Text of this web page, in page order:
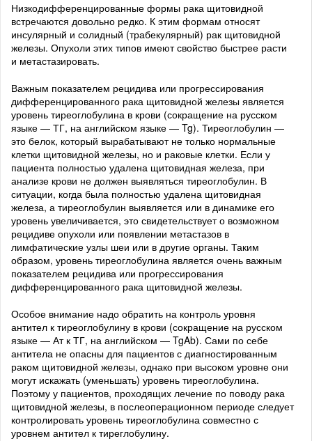
Низкодифференцированные формы рака щитовидной
встречаются довольно редко. К этим формам относят
инсулярный и солидный (трабекулярный) рак щитовидной
железы. Опухоли этих типов имеют свойство быстрее расти
и метастазировать.
Важным показателем рецидива или прогрессирования
дифференцированного рака щитовидной железы является
уровень тиреоглобулина в крови (сокращение на русском
языке — ТГ, на английском языке — Tg). Тиреоглобулин —
это белок, который вырабатывают не только нормальные
клетки щитовидной железы, но и раковые клетки. Если у
пациента полностью удалена щитовидная железа, при
анализе крови не должен выявляться тиреоглобулин. В
ситуации, когда была полностью удалена щитовидная
железа, а тиреоглобулин выявляется или в динамике его
уровень увеличивается, это свидетельствует о возможном
рецидиве опухоли или появлении метастазов в
лимфатические узлы шеи или в другие органы. Таким
образом, уровень тиреоглобулина является очень важным
показателем рецидива или прогрессирования
дифференцированного рака щитовидной железы.
Особое внимание надо обратить на контроль уровня
антител к тиреоглобулину в крови (сокращение на русском
языке — Ат к ТГ, на английском — TgAb). Сами по себе
антитела не опасны для пациентов с диагностированным
раком щитовидной железы, однако при высоком уровне они
могут искажать (уменьшать) уровень тиреоглобулина.
Поэтому у пациентов, проходящих лечение по поводу рака
щитовидной железы, в послеоперационном периоде следует
контролировать уровень тиреоглобулина совместно с
уровнем антител к тиреглобулину.